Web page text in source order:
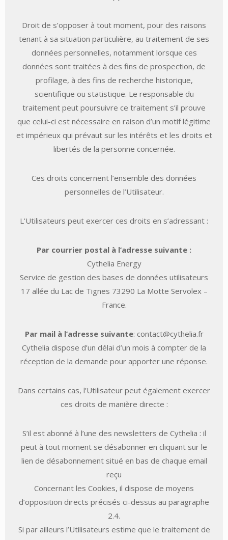
Droit de s’opposer à tout moment, pour des raisons
tenant à sa situation particulière, au traitement de ses
données personnelles, notamment lorsque ces
données sont traitées à des fins de prospection, de
profilage, à des fins de recherche historique,
scientifique ou statistique. Le responsable du
traitement peut poursuivre ce traitement s’il prouve
que celui-ci est nécessaire en raison d’un motif légitime
et impérieux qui prévaut sur les intérêts et les droits et
libertés de la personne concernée.
Ces droits concernent l’ensemble des données
personnelles de l’Utilisateur.
L’Utilisateurs peut exercer ces droits en s’adressant :
Par courrier postal à l’adresse suivante :
Cythelia Energy
Service de gestion des bases de données utilisateurs
17 allée du Lac de Tignes 73290 La Motte Servolex –
France.
Par mail à l’adresse suivante: contact@cythelia.fr
Cythelia dispose d’un délai d’un mois à compter de la
réception de la demande pour apporter une réponse.
Dans certains cas, l’Utilisateur peut également exercer
ces droits de manière directe :
S’il est abonné à l’une des newsletters de Cythelia : il
peut à tout moment se désabonner en cliquant sur le
lien de désabonnement situé en bas de chaque email
reçu
Concernant les Cookies, il dispose de moyens
d’opposition directs précisés ci-dessus au paragraphe
2.4.
Si par ailleurs l’Utilisateurs estime que le traitement de